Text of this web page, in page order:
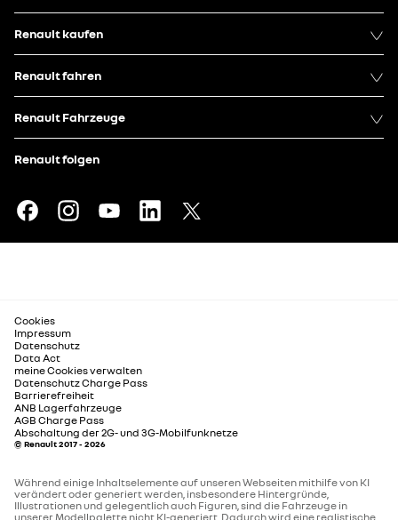
Renault kaufen
Renault fahren
Renault Fahrzeuge
Renault folgen
Cookies
Impressum
Datenschutz
Data Act
meine Cookies verwalten
Datenschutz Charge Pass
Barrierefreiheit
ANB Lagerfahrzeuge
AGB Charge Pass
Abschaltung der 2G- und 3G-Mobilfunknetze
© Renault 2017 - 2026
Während einige Inhaltselemente auf unseren Webseiten mithilfe von KI
verändert oder generiert werden, insbesondere Hintergründe,
Illustrationen und gelegentlich auch Figuren, sind die Fahrzeuge in
unserer Modellpalette nicht KI-generiert. Dadurch wird eine realistische